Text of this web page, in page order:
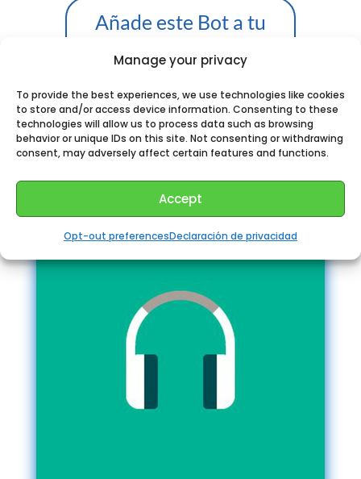
Manage your privacy
To provide the best experiences, we use technologies like cookies
to store and/or access device information. Consenting to these
technologies will allow us to process data such as browsing
behavior or unique IDs on this site. Not consenting or withdrawing
consent, may adversely affect certain features and functions.
Accept
Opt-out preferencesDeclaración de privacidad
Añade este Bot a tu
Telegram
Perhaps You could like: